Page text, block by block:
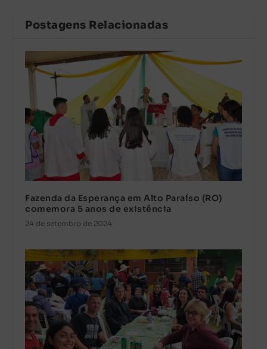
Postagens Relacionadas
Fazenda da Esperança em Alto Paraíso (RO)
comemora 5 anos de existência
24 de setembro de 2024